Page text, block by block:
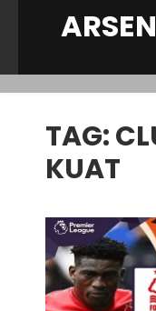
TAG:
KUAT